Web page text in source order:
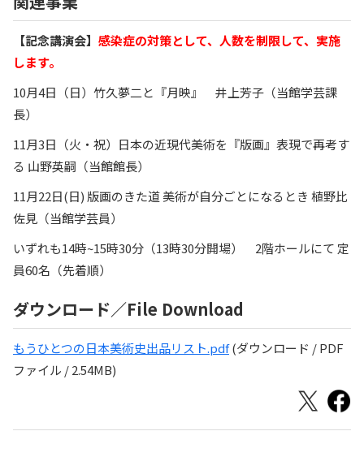
【記念講演会】 感染症の対策として、人数を制限して、実施
します。
10月4日（日）竹久夢二と『月映』 井上芳子（当館学芸課
長）
11月3日（火・祝）日本の近現代美術を『版画』表現で再考す
る 山野英嗣（当館館長）
11月22日(日) 版画のきた道 美術が自分ごとになるとき 植野比
佐見（当館学芸員）
いずれも14時~15時30分（13時30分開場） 2階ホールにて 定
員60名（先着順）
ダウンロード／File Download
もうひとつの日本美術史出品リスト.pdf(ダウンロード / PDF
ファイル / 2.54MB)